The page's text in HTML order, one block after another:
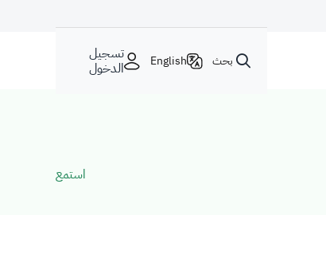
بحث English تسجيل
الدخول
استمع